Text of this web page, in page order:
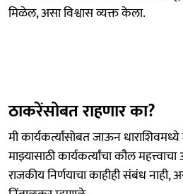
मिळेल, असा विश्वास व्यक्त केला.
ठाकरेंसोबत राहणार का?
मी कार्यकर्त्यांसोबत जाऊन
माझ्यासाठी कार्यकर्त्यांचा कौल
राजकीय निर्णयाचा काहीही संबंध